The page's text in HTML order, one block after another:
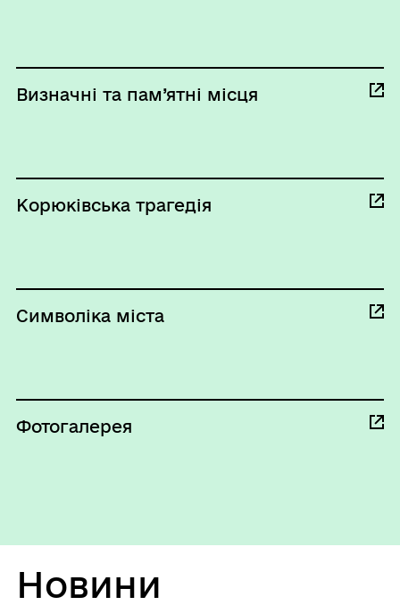
Визначні та пам’ятні місця
Корюківська трагедія
Символіка міста
Фотогалерея
Новини